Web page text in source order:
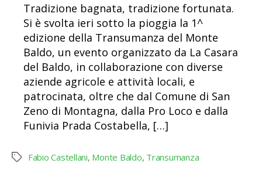
Tradizione bagnata, tradizione fortunata.
Si è svolta ieri sotto la pioggia la 1^
edizione della Transumanza del Monte
Baldo, un evento organizzato da La Casara
del Baldo, in collaborazione con diverse
aziende agricole e attività locali, e
patrocinata, oltre che dal Comune di San
Zeno di Montagna, dalla Pro Loco e dalla
Funivia Prada Costabella, […]
Tag Fabio Castellani, Monte Baldo, Transumanza